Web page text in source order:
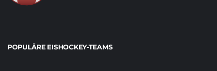
POPULÄRE EISHOCKEY-TEAMS